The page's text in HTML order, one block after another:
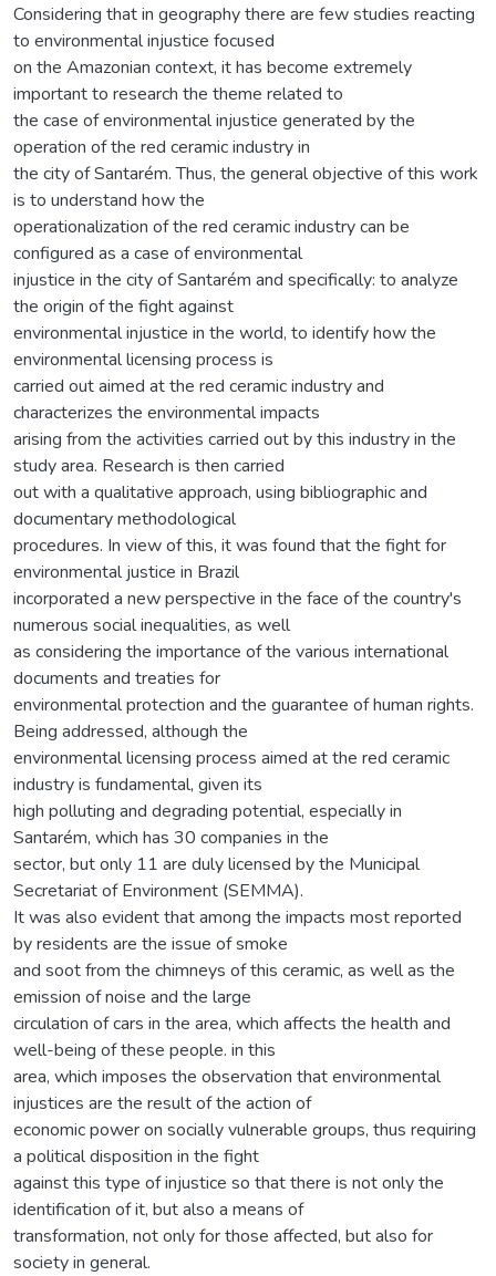
Considering that in geography there are few studies reacting
to environmental injustice focused
on the Amazonian context, it has become extremely
important to research the theme related to
the case of environmental injustice generated by the
operation of the red ceramic industry in
the city of Santarém. Thus, the general objective of this work
is to understand how the
operationalization of the red ceramic industry can be
configured as a case of environmental
injustice in the city of Santarém and specifically: to analyze
the origin of the fight against
environmental injustice in the world, to identify how the
environmental licensing process is
carried out aimed at the red ceramic industry and
characterizes the environmental impacts
arising from the activities carried out by this industry in the
study area. Research is then carried
out with a qualitative approach, using bibliographic and
documentary methodological
procedures. In view of this, it was found that the fight for
environmental justice in Brazil
incorporated a new perspective in the face of the country's
numerous social inequalities, as well
as considering the importance of the various international
documents and treaties for
environmental protection and the guarantee of human rights.
Being addressed, although the
environmental licensing process aimed at the red ceramic
industry is fundamental, given its
high polluting and degrading potential, especially in
Santarém, which has 30 companies in the
sector, but only 11 are duly licensed by the Municipal
Secretariat of Environment (SEMMA).
It was also evident that among the impacts most reported
by residents are the issue of smoke
and soot from the chimneys of this ceramic, as well as the
emission of noise and the large
circulation of cars in the area, which affects the health and
well-being of these people. in this
area, which imposes the observation that environmental
injustices are the result of the action of
economic power on socially vulnerable groups, thus requiring
a political disposition in the fight
against this type of injustice so that there is not only the
identification of it, but also a means of
transformation, not only for those affected, but also for
society in general.